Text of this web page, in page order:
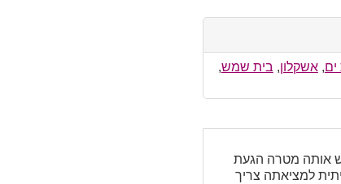
,אשקלון, בית שמש,
אותה מטרה הגעת
למציאתה צריך